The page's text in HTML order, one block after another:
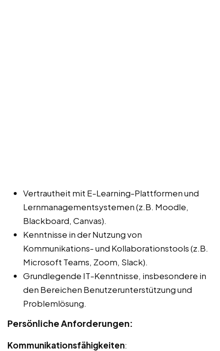
Vertrautheit mit E-Learning-Plattformen und
Lernmanagementsystemen (z.B. Moodle,
Blackboard, Canvas).
Kenntnisse in der Nutzung von
Kommunikations- und Kollaborationstools (z.B.
Microsoft Teams, Zoom, Slack).
Grundlegende IT-Kenntnisse, insbesondere in
den Bereichen Benutzerunterstützung und
Problemlösung.
Persönliche Anforderungen:
Kommunikationsfähigkeiten: